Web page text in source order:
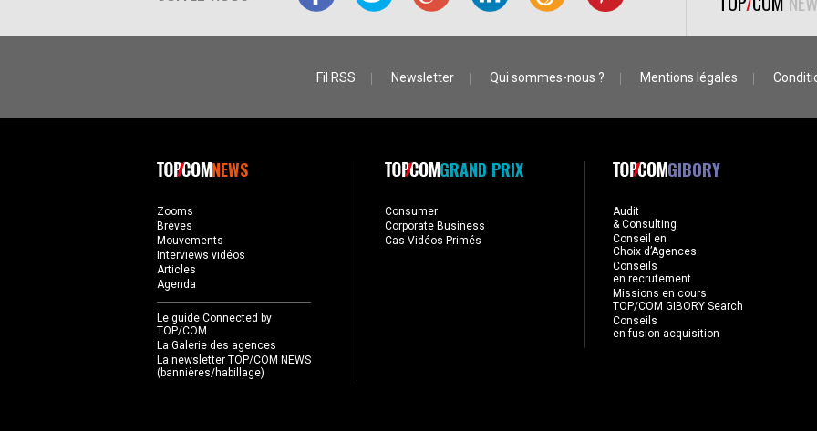
Fil RSS Newsletter Qui sommes-nous ? Mentions légales
NEWS
Zooms
Brèves
Mouvements
Interviews vidéos
Articles
Agenda
Le guide Connected by
TOP/COM
La Galerie des agences
La newsletter TOP/COM NEWS
(bannières/habillage)
GRAND PRIX
Consumer
Corporate Business
Cas Vidéos Primés
GIBORY
Audit
& Consulting
Conseil en
Choix d’Agences
Conseils
en recrutement
Missions en cours
TOP/COM GIBORY Search
Conseils
en fusion acquisition